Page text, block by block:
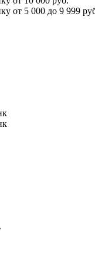
от 5 000 до 9 999